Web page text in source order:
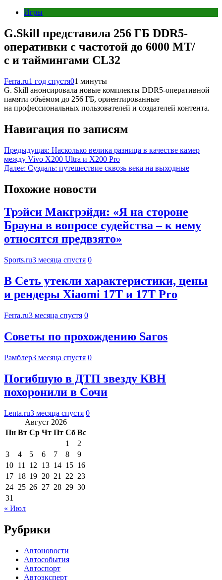
Игры
G.Skill представила 256 ГБ DDR5-
оперативки с частотой до 6000 МТ/
с и таймингами CL32
Ferra.ru1 год спустя01 минуты
G. Skill анонсировала новые комплекты DDR5-оперативной
памяти объёмом до 256 ГБ, ориентированные
на профессиональных пользователей и создателей контента.
Навигация по записям
Предыдущая: Насколько велика разница в качестве камер
между Vivo X200 Ultra и X200 Pro
Далее: Суздаль: путешествие сквозь века на выходные
Похожие новости
Трэйси Макгрэйди: «Я на стороне
Брауна в вопросе судейства – к нему
относятся предвзято»
Sports.ru3 месяца спустя 0
В Сеть утекли характеристики, цены
и рендеры Xiaomi 17T и 17T Pro
Ferra.ru3 месяца спустя 0
Советы по прохождению Saros
Рамблер3 месяца спустя 0
Погибшую в ДТП звезду КВН
похоронили в Сочи
Lenta.ru3 месяца спустя 0
Август 2026
Пн Вт Ср Чт Пт Сб Вс
1
2
3
4 5 6 7 8
9
10 11 12 13 14 15 16
17 18 19 20 21 22 23
24 25 26 27 28 29 30
31
« Июл
Рубрики
Автоновости
Автособытия
Автоспорт
Автоэксперт